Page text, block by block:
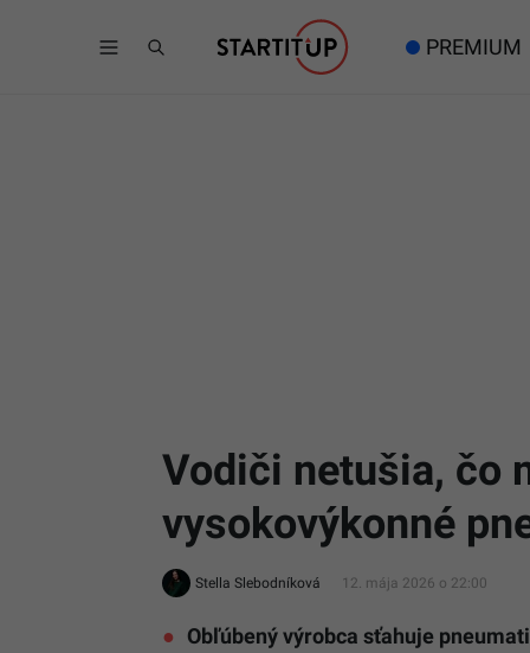
PREMIUM
Vodiči netušia, čo
vysokovýkonné
Stella Slebodníková 12. mája 2026 o 22:00
Obľúbený výrobca sťahuje